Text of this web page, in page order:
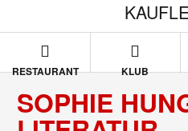
RESTAURANT KLUB
SOPHIE